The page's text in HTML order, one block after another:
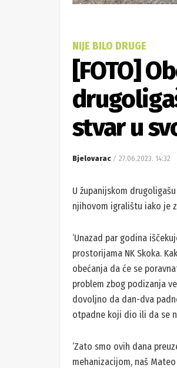
NIJE BILO DRUGE
[FOTO]
stvar u
Bjelovarac 27.06.2023. 14:32
U županijskom
njihovom igralištu iako je
‘Unazad par godina
prostorijama NK Skoka.
obećanja da će se
problem zbog podizanja
dovoljno da dan-dva
otpadne koji dio ili da se
‘Zato smo ovih dana
mehanizacijom, naš